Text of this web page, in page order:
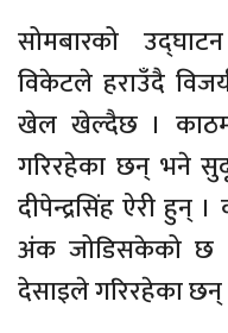
सोमबारको
विकेटले हराउँदै
खेल खेल्दैछ ।
गरिरहेका छन् भने
दीपेन्द्रसिंह ऐरी हुन्
अंक जोडिसकेको छ ।
देसाइले गरिरहेका छन्